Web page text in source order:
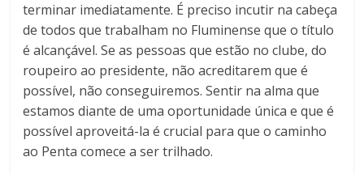
terminar imediatamente. É preciso incutir na cabeça
de todos que trabalham no Fluminense que o título
é alcançável. Se as pessoas que estão no clube, do
roupeiro ao presidente, não acreditarem que é
possível, não conseguiremos. Sentir na alma que
estamos diante de uma oportunidade única e que é
possível aproveitá-la é crucial para que o caminho
ao Penta comece a ser trilhado.